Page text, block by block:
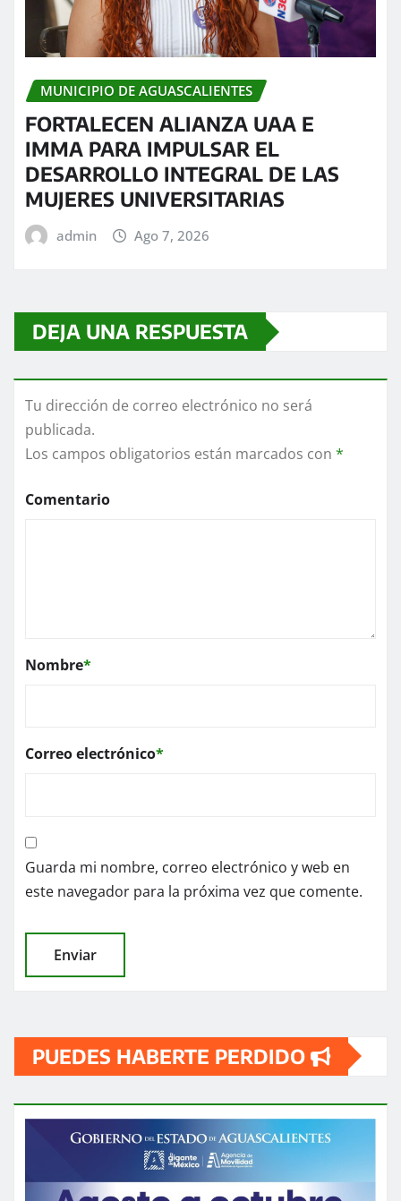
MUNICIPIO DE AGUASCALIENTES
FORTALECEN ALIANZA UAA E
IMMA PARA IMPULSAR EL
DESARROLLO INTEGRAL DE LAS
MUJERES UNIVERSITARIAS
admin Ago 7, 2026
DEJA UNA RESPUESTA
Tu dirección de correo electrónico no será
publicada.
Los campos obligatorios están marcados con *
Comentario
Nombre*
Correo electrónico*
Guarda mi nombre, correo electrónico y web en
este navegador para la próxima vez que comente.
PUEDES HABERTE PERDIDO